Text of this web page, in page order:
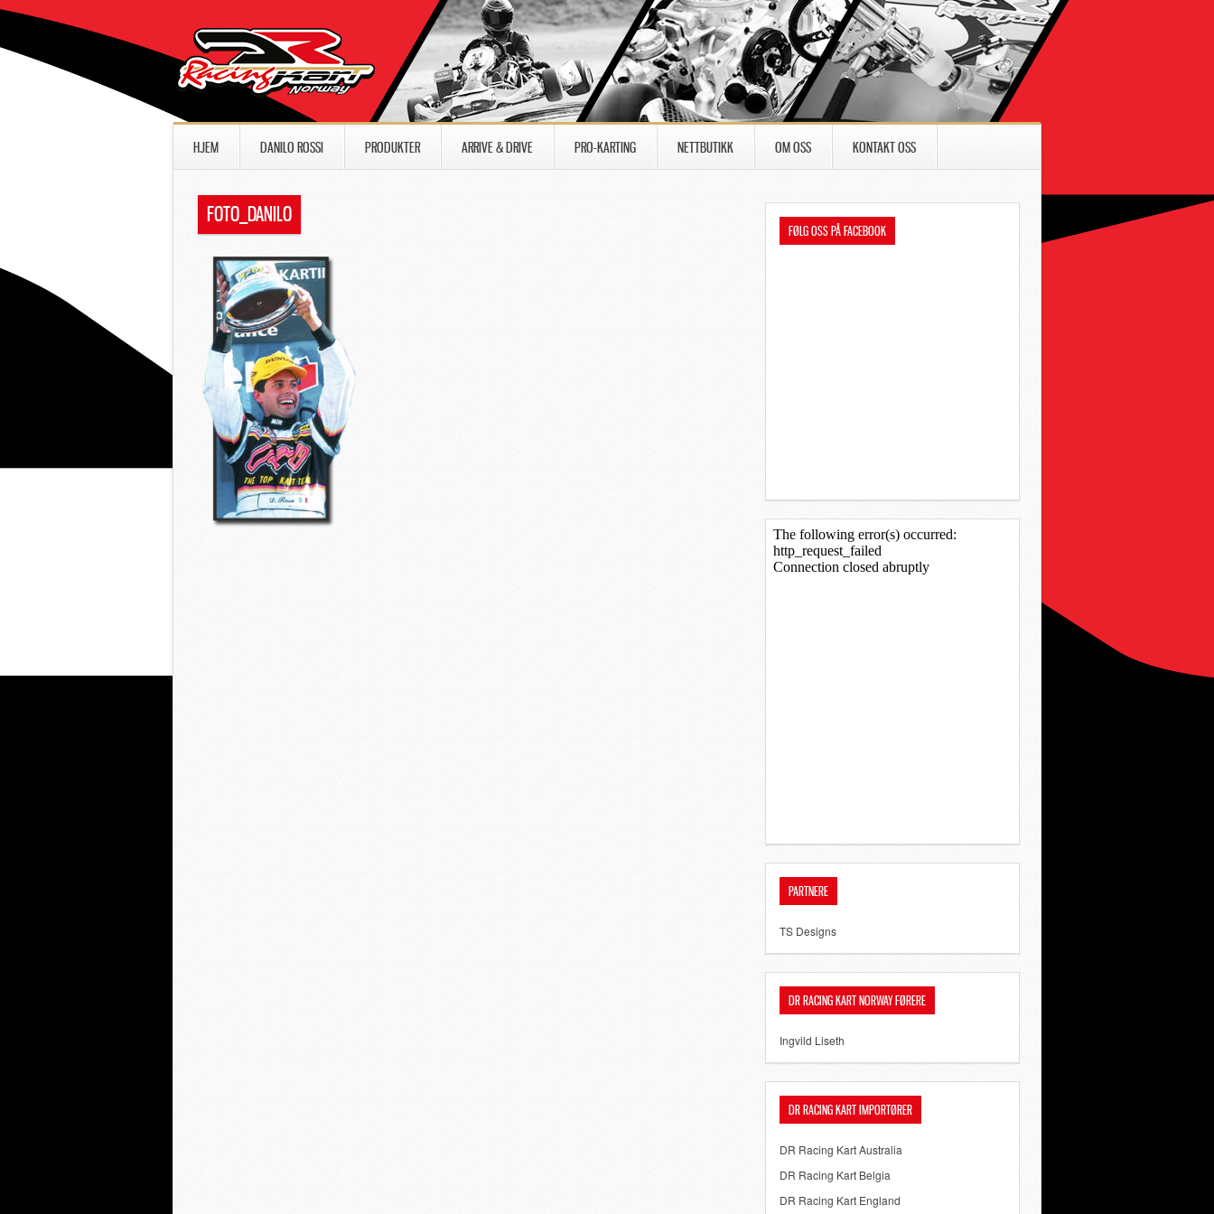
HJEM DANILO ROSSI PRODUKTER ARRIVE & DRIVE PRO-KARTING NETTBUTIKK OM OSS KONTAKT OSS
FOTO_DANILO
FØLG OSS PÅ FACEBOOK
PARTNERE
TS Designs
DR RACING KART NORWAY FØRERE
Ingvild Liseth
DR RACING KART IMPORTØRER
DR Racing Kart Australia
DR Racing Kart Belgia
DR Racing Kart England